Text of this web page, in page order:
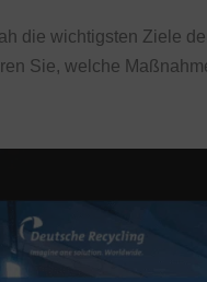
die wichtigsten Ziele
Sie, welche